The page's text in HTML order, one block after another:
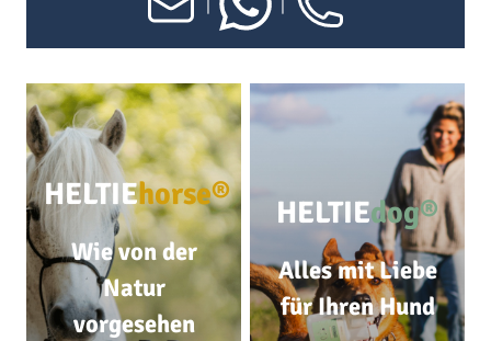
HELTIEhorse®
Wie von der
Natur
vorgesehen
HELTIEdog®
Alles mit Liebe
für Ihren Hund